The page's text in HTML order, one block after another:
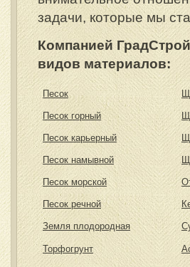
задачи, которые мы
Компанией
видов материалов:
Песок
Песок горный
Песок карьерный
Песок намывной
Песок морской
Песок речной
Земля плодородная
Торфогрунт